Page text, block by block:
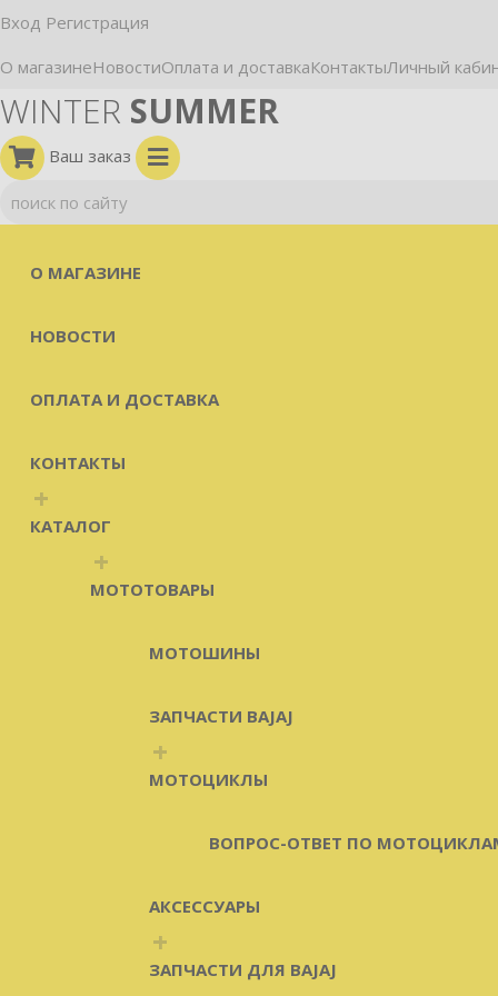
Вход Регистрация
О магазинеНовостиОплата и доставкаКонтактыЛичный
WINTER SUMMER
Ваш заказ
О МАГАЗИНЕ
НОВОСТИ
ОПЛАТА И ДОСТАВКА
КОНТАКТЫ
+
КАТАЛОГ
+
МОТОТОВАРЫ
МОТОШИНЫ
ЗАПЧАСТИ BAJAJ
+
МОТОЦИКЛЫ
ВОПРОС-ОТВЕТ ПО
АКСЕССУАРЫ
+
ЗАПЧАСТИ ДЛЯ BAJAJ